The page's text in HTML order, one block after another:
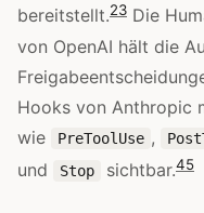
bereitstellt.23 Die
von OpenAI hält die
Hooks von Anthropic
wie
PreToolUse ,
und Stop sichtbar.45